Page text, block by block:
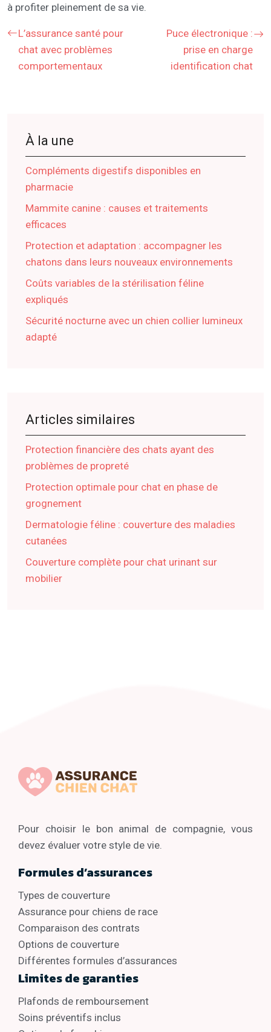
à profiter pleinement de sa vie.
L’assurance santé pour
chat avec problèmes
comportementaux
Puce électronique :
prise en charge
identification chat
À la une
Compléments digestifs disponibles en
pharmacie
Mammite canine : causes et traitements
efficaces
Protection et adaptation : accompagner les
chatons dans leurs nouveaux environnements
Coûts variables de la stérilisation féline
expliqués
Sécurité nocturne avec un chien collier lumineux
adapté
Articles similaires
Protection financière des chats ayant des
problèmes de propreté
Protection optimale pour chat en phase de
grognement
Dermatologie féline : couverture des maladies
cutanées
Couverture complète pour chat urinant sur
mobilier
Pour choisir le bon animal de compagnie, vous
devez évaluer votre style de vie.
Formules d’assurances
Types de couverture
Assurance pour chiens de race
Comparaison des contrats
Options de couverture
Différentes formules d’assurances
Limites de garanties
Plafonds de remboursement
Soins préventifs inclus